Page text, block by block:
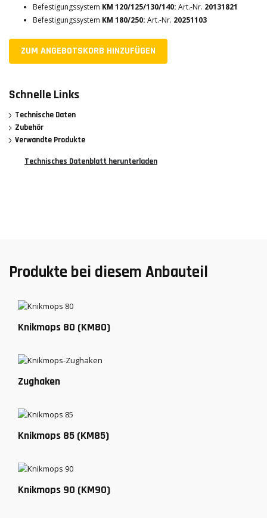
Befestigungssystem KM 120/125/130/140: Art.-Nr. 20131821
Befestigungssystem KM 180/250: Art.-Nr. 20251103
ZUM ANGEBOTSKORB HINZUFÜGEN
Schnelle Links
Technische Daten
Zubehör
Verwandte Produkte
Technisches Datenblatt herunterladen
Produkte bei diesem Anbauteil
Knikmops 80 (KM80)
Zughaken
Knikmops 85 (KM85)
Knikmops 90 (KM90)